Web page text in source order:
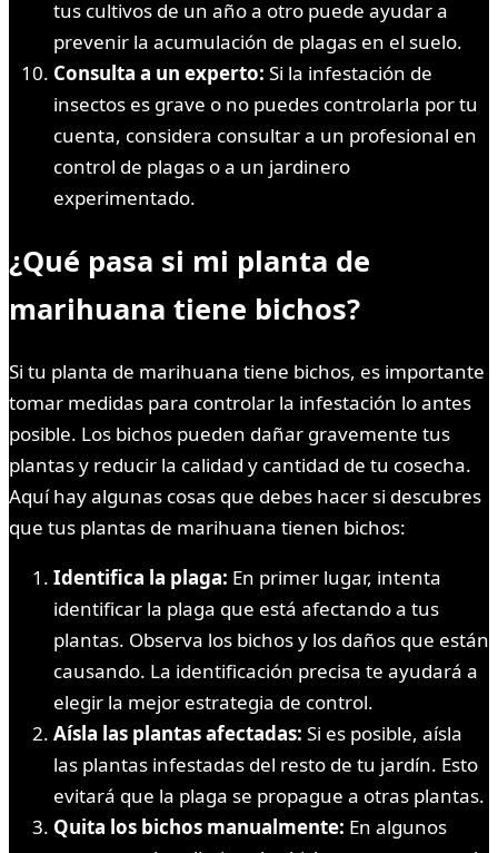
tus cultivos de un año a otro puede ayudar a
prevenir la acumulación de plagas en el suelo.
Consulta a un experto: Si la infestación de
insectos es grave o no puedes controlarla por tu
cuenta, considera consultar a un profesional en
control de plagas o a un jardinero
experimentado.
¿Qué pasa si mi planta de
marihuana tiene bichos?
Si tu planta de marihuana tiene bichos, es importante
tomar medidas para controlar la infestación lo antes
posible. Los bichos pueden dañar gravemente tus
plantas y reducir la calidad y cantidad de tu cosecha.
Aquí hay algunas cosas que debes hacer si descubres
que tus plantas de marihuana tienen bichos:
Identifica la plaga: En primer lugar, intenta
identificar la plaga que está afectando a tus
plantas. Observa los bichos y los daños que están
causando. La identificación precisa te ayudará a
elegir la mejor estrategia de control.
Aísla las plantas afectadas: Si es posible, aísla
las plantas infestadas del resto de tu jardín. Esto
evitará que la plaga se propague a otras plantas.
Quita los bichos manualmente: En algunos